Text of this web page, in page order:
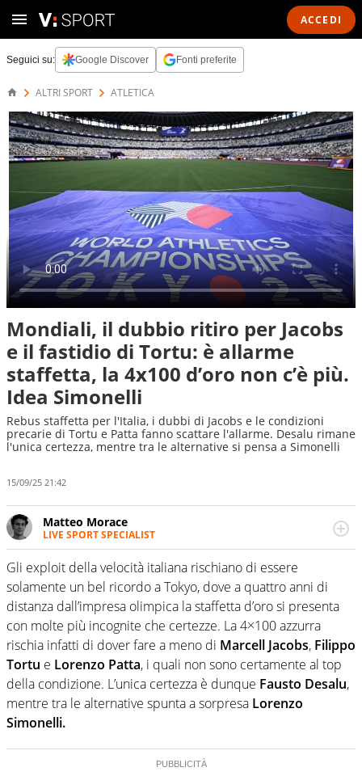
ACCEDI
Seguici su: Google Discover Fonti preferite
ALTRI SPORT ATLETICA
Mondiali, il dubbio ritiro per Jacobs
e il fastidio di Tortu: è allarme
staffetta, la 4x100 d’oro non c’è più.
Idea Simonelli
Rebus staffetta per l'Italia, i dubbi di Jacobs e le condizioni
precarie di Tortu e Patta fanno scattare l'allarme. Desalu rimane
l'unica certezza, mentre tra le alternative si pensa a Simonelli
15/09/25 21:42
Matteo Morace
LIVE SPORT SPECIALIST
La multimedialità quale approccio personale e
professionale. Ama raccontare lo sport focalizzando ogni
attenzione sul tempo reale: la verità della dirette non
sono opinioni ma fatti
Gli exploit della velocità italiana rischiano di essere
solamente un bel ricordo a Tokyo, dove a quattro anni di
distanza dall’impresa olimpica la staffetta d’oro si presenta
con molte più incognite che certezze. La 4×100 azzurra
rischia infatti di dover fare a meno di Marcell Jacobs, Filippo
Tortu e Lorenzo Patta, i quali non sono certamente al top
della condizione. L’unica certezza è dunque Fausto Desalu,
mentre tra le alternative spunta a sorpresa Lorenzo
Simonelli.